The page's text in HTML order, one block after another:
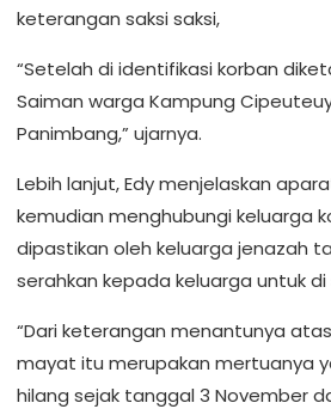
keterangan saksi saksi,
“Setelah di identifikasi korban
Saiman warga Kampung
Panimbang,” ujarnya.
Lebih lanjut, Edy menjelaskan
kemudian menghubungi keluarga
dipastikan oleh keluarga jenazah
serahkan kepada keluarga untuk
“Dari keterangan menantunya
mayat itu merupakan mertuanya
hilang sejak tanggal 3 November